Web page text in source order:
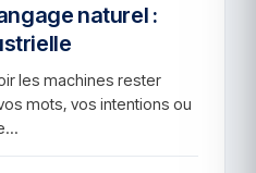
naturel :
les machines rester
mots, vos intentions ou